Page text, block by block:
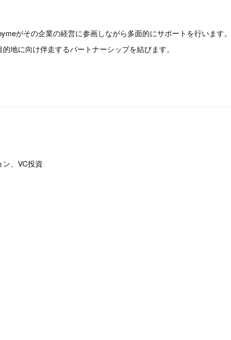
がその企業の経営に参画しながら多面的にサポートを行います
地に向け伴走するパートナーシップを結びます。
、VC投資